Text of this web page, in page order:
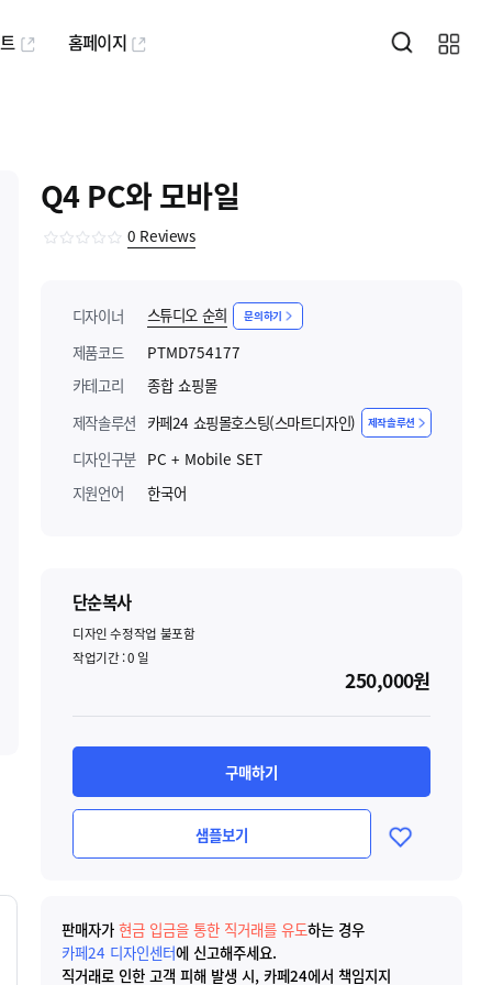
홈페이지
Q4 PC와 모바일
0 Reviews
디자이너 스튜디오 순희 문의하기
제품코드
PTMD754177
카테고리
종합 쇼핑몰
제작솔루션 카페24 쇼핑몰호스팅(스마트디자인) 제작솔루션
디자인구분 PC + Mobile SET
지원언어
한국어
단순복사
디자인 수정작업 불포함
작업기간 :0일
250,000원
구매하기
샘플보기
판매자가현금 입금을 통한 직거래를 유도하는 경우
카페24 디자인센터에 신고해주세요.
직거래로 인한 고객 피해 발생 시, 카페24에서 책임지지